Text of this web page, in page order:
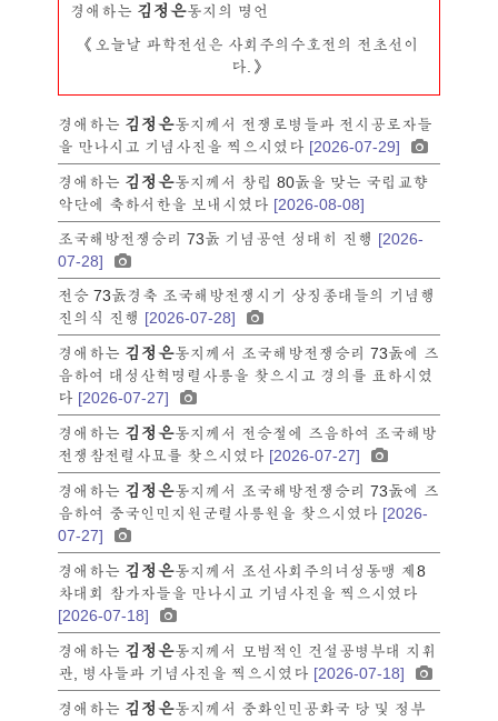
경애하는 김정은동지의 명언
《오늘날 과학전선은 사회주의수호전의 전초선이
다.》
경애하는 김정은동지께서 전쟁로병들과 전시공로자들
을 만나시고 기념사진을 찍으시였다 [2026-07-29]
경애하는 김정은동지께서 창립 80돐을 맞는 국립교향
악단에 축하서한을 보내시였다 [2026-08-08]
조국해방전쟁승리 73돐 기념공연 성대히 진행 [2026-
07-28]
전승 73돐경축 조국해방전쟁시기 상징종대들의 기념행
진의식 진행 [2026-07-28]
경애하는 김정은동지께서 조국해방전쟁승리 73돐에 즈
음하여 대성산혁명렬사릉을 찾으시고 경의를 표하시였
다 [2026-07-27]
경애하는 김정은동지께서 전승절에 즈음하여 조국해방
전쟁참전렬사묘를 찾으시였다 [2026-07-27]
경애하는 김정은동지께서 조국해방전쟁승리 73돐에 즈
음하여 중국인민지원군렬사릉원을 찾으시였다 [2026-
07-27]
경애하는 김정은동지께서 조선사회주의녀성동맹 제8
차대회 참가자들을 만나시고 기념사진을 찍으시였다
[2026-07-18]
경애하는 김정은동지께서 모범적인 건설공병부대 지휘
관, 병사들과 기념사진을 찍으시였다 [2026-07-18]
경애하는 김정은동지께서 중화인민공화국 당 및 정부